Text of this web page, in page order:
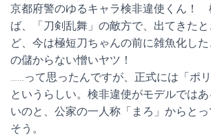
京都府警のゆるキャラ検非違使くん！
ば、「刀剣乱舞」の敵方で、出てきた
ど、今は極短刀ちゃんの前に雑魚化し
の儲からない憎いヤツ！
……って思ったんですが、正式には「ポ
というらしい。検非違使がモデルでは
いのと、公家の一人称「まろ」からと
そう。